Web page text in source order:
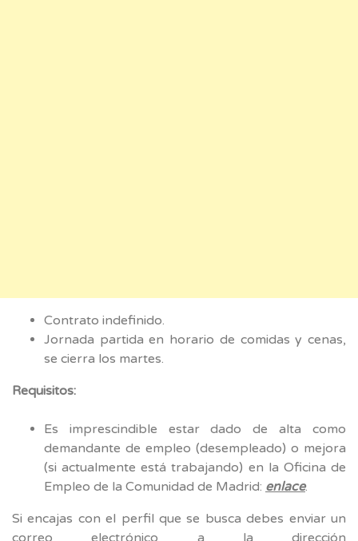
Contrato indefinido.
Jornada partida en horario de comidas y cenas,
se cierra los martes.
Requisitos:
Es imprescindible estar dado de alta como
demandante de empleo (desempleado) o mejora
(si actualmente está trabajando) en la Oficina de
Empleo de la Comunidad de Madrid: enlace.
Si encajas con el perfil que se busca debes enviar un
correo electrónico a la dirección